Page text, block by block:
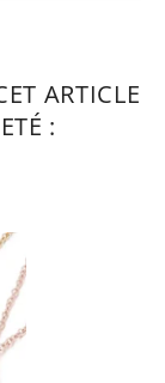
ARTICLE
: